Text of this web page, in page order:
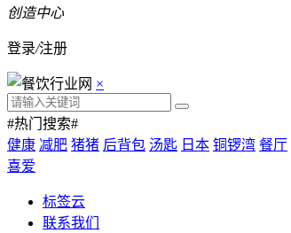
创造中心
登录/注册
×
#热门搜索#
健康 减肥 猪猪 后背包 汤匙 日本 铜锣湾 餐厅
喜爱
标签云
联系我们